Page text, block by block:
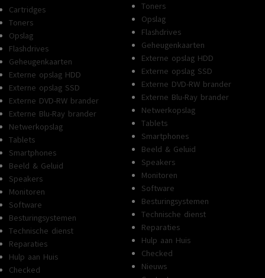
Cartridges
Toners
Opslag
Flashdrives
Geheugenkaarten
Externe opslag HDD
Externe opslag SSD
Externe DVD-RW brander
Externe Blu-Ray brander
Netwerkopslag
Tablets
Smartphones
Beeld & Geluid
Speakers
Monitoren
Software
Besturingsystemen
Technische dienst
Reparaties
Hulp aan Huis
Checked
Toners
Opslag
Flashdrives
Geheugenkaarten
Externe opslag HDD
Externe opslag SSD
Externe DVD-RW brander
Externe Blu-Ray brander
Netwerkopslag
Tablets
Smartphones
Beeld & Geluid
Speakers
Monitoren
Software
Besturingsystemen
Technische dienst
Reparaties
Hulp aan Huis
Checked
Nieuws